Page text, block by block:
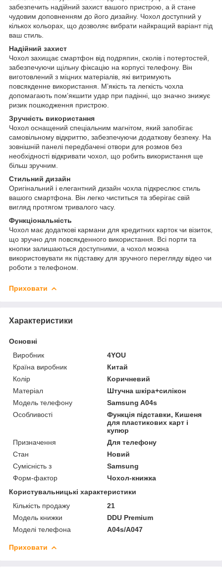
забезпечить надійний захист вашого пристрою, а й стане
чудовим доповненням до його дизайну. Чохол доступний у
кількох кольорах, що дозволяє вибрати найкращий варіант під
ваш стиль.
Надійний захист
Чохол захищає смартфон від подряпин, сколів і потертостей,
забезпечуючи щільну фіксацію на корпусі телефону. Він
виготовлений з міцних матеріалів, які витримують
повсякденне використання. М’якість та легкість чохла
допомагають пом’якшити удар при падінні, що значно знижує
ризик пошкодження пристрою.
Зручність використання
Чохол оснащений спеціальним магнітом, який запобігає
самовільному відкриттю, забезпечуючи додаткову безпеку. На
зовнішній панелі передбачені отвори для розмов без
необхідності відкривати чохол, що робить використання ще
більш зручним.
Стильний дизайн
Оригінальний і елегантний дизайн чохла підкреслює стиль
вашого смартфона. Він легко чиститься та зберігає свій
вигляд протягом тривалого часу.
Функціональність
Чохол має додаткові кармани для кредитних карток чи візиток,
що зручно для повсякденного використання. Всі порти та
кнопки залишаються доступними, а чохол можна
використовувати як підставку для зручного перегляду відео чи
роботи з телефоном.
Приховати
Характеристики
Основні
Виробник
4YOU
Країна виробник
Китай
Колір
Коричневий
Матеріал
Штучна шкіра+силікон
Модель телефону
Samsung A04s
Особливості
Функція підставки, Кишеня
для пластикових карт і
купюр
Призначення
Для телефону
Стан
Новий
Сумісність з
Samsung
Форм-фактор
Чохол-книжка
Користувальницькі характеристики
Кількість продажу
21
Модель книжки
DDU Premium
Моделі телефона
A04s/A047
Приховати